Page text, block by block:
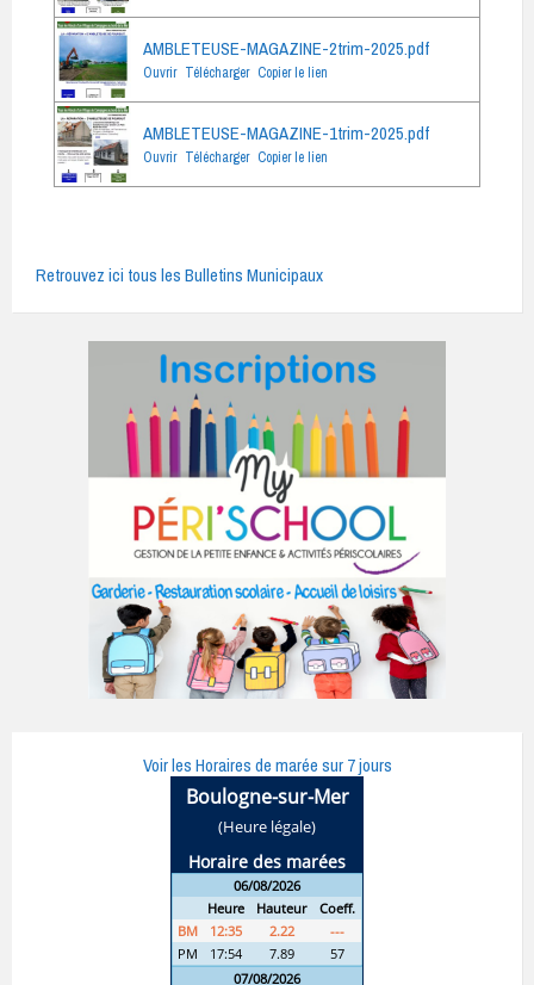
AMBLETEUSE-MAGAZINE-2trim-2025.pdf
Ouvrir Télécharger Copier le lien
AMBLETEUSE-MAGAZINE-1trim-2025.pdf
Ouvrir Télécharger Copier le lien
Retrouvez ici tous les Bulletins Municipaux
Voir les Horaires de marée sur 7 jours